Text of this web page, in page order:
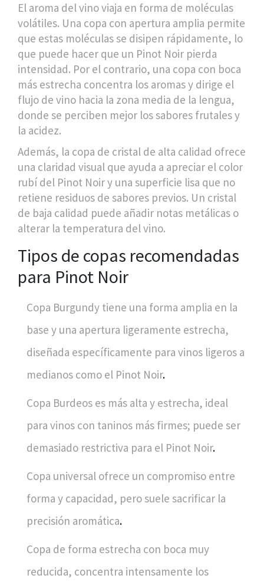
El aroma del vino viaja en forma de moléculas
volátiles. Una copa con apertura amplia permite
que estas moléculas se disipen rápidamente, lo
que puede hacer que un Pinot Noir pierda
intensidad. Por el contrario, una copa con boca
más estrecha concentra los aromas y dirige el
flujo de vino hacia la zona media de la lengua,
donde se perciben mejor los sabores frutales y
la acidez.
Además, la copa de cristal de alta calidad ofrece
una claridad visual que ayuda a apreciar el color
rubí del Pinot Noir y una superficie lisa que no
retiene residuos de sabores previos. Un cristal
de baja calidad puede añadir notas metálicas o
alterar la temperatura del vino.
Tipos de copas recomendadas
para Pinot Noir
Copa Burgundy tiene una forma amplia en la
base y una apertura ligeramente estrecha,
diseñada específicamente para vinos ligeros a
medianos como el Pinot Noir.
Copa Burdeos es más alta y estrecha, ideal
para vinos con taninos más firmes; puede ser
demasiado restrictiva para el Pinot Noir.
Copa universal ofrece un compromiso entre
forma y capacidad, pero suele sacrificar la
precisión aromática.
Copa de forma estrecha con boca muy
reducida, concentra intensamente los